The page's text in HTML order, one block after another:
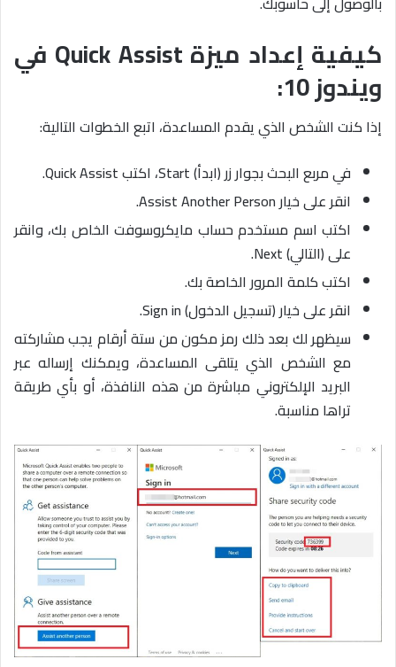
كيفية إعداد ميزة Quick Assist في
ويندوز 10:
إذا كنت الشخص الذي يقدم المساعدة، اتبع الخطوات التالية:
في مربع البحث بجوار زر (ابدأ) Start، اكتب Quick Assist.
انقر على خيار Assist Another Person.
اكتب اسم مستخدم حساب مايكروسوفت الخاص بك، وانقر
على (التالي) Next.
اكتب كلمة المرور الخاصة بك.
انقر على خيار (تسجيل الدخول) Sign in.
سيظهر لك بعد ذلك رمز مكون من ستة أرقام يجب مشاركته
مع الشخص الذي يتلقى المساعدة، ويمكنك إرساله عبر
البريد الإلكتروني مباشرة من هذه النافذة، أو بأي طريقة
تراها مناسبة.